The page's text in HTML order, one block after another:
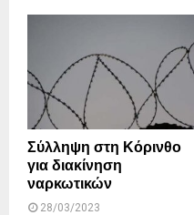
Σύλληψη στη Κόρινθο
για διακίνηση
ναρκωτικών
28/03/2023